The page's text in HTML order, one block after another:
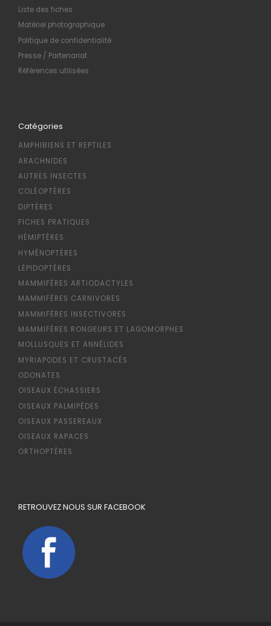
Liste des fiches
Matériel photographique
Politique de confidentialité
Presse / Partenariat
Références utilisées
Catégories
AMPHIBIENS ET REPTILES
ARACHNIDES
AUTRES INSECTES
COLÉOPTÈRES
DIPTÈRES
FICHES PRATIQUES
HÉMIPTÈRES
HYMÉNOPTÈRES
LÉPIDOPTÈRES
MAMMIFÈRES ARTIODACTYLES
MAMMIFÈRES CARNIVORES
MAMMIFÈRES INSECTIVORES
MAMMIFÈRES RONGEURS ET LAGOMORPHES
MOLLUSQUES ET ANNÉLIDES
MYRIAPODES ET CRUSTACÉS
ODONATES
OISEAUX ÉCHASSIERS
OISEAUX PALMIPÈDES
OISEAUX PASSEREAUX
OISEAUX RAPACES
ORTHOPTÈRES
RETROUVEZ NOUS SUR FACEBOOK